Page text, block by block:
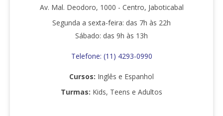
Av. Mal. Deodoro, 1000 - Centro, Jaboticabal
Segunda a sexta-feira: das 7h às 22h
Sábado: das 9h às 13h
Telefone: (11) 4293-0990
Cursos: Inglês e Espanhol
Turmas: Kids, Teens e Adultos